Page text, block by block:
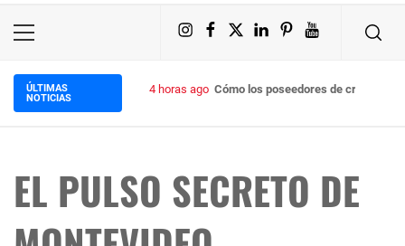
Primary
Instagram
Facebook
X LinkedIn
PinterestYouTube
ÚLTIMAS
NOTICIAS
4 horas ago Cómo los poseedores de
EL PULSO SECRETO DE